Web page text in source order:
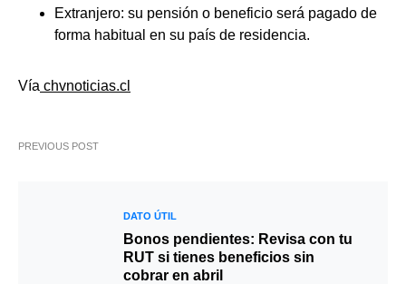
Extranjero: su pensión o beneficio será pagado de
forma habitual en su país de residencia.
Vía chvnoticias.cl
PREVIOUS POST
DATO ÚTIL
Bonos pendientes: Revisa con tu
RUT si tienes beneficios sin
cobrar en abril